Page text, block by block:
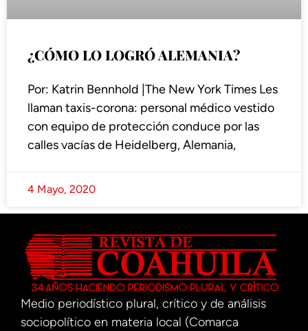
¿CÓMO LO LOGRÓ ALEMANIA?
Por: Katrin Bennhold |The New York Times Les
llaman taxis-corona: personal médico vestido
con equipo de protección conduce por las
calles vacías de Heidelberg, Alemania,
4 Mayo, 2020
Medio periodístico plural, crítico y de análisis
sociopolítico en materia local (Comarca